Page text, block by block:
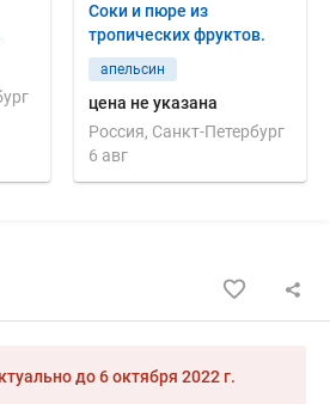
Соки и пюре из
тропических фруктов.
апельсин
цена не указана
Россия, Санкт-Петербург
6 авг
до6 октября 2022 г.